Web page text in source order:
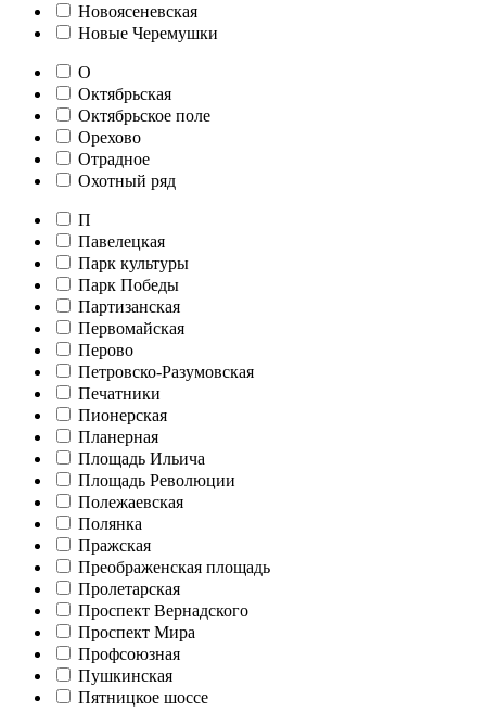
Новоясеневская
Новые Черемушки
О
Октябрьская
Октябрьское поле
Орехово
Отрадное
Охотный ряд
П
Павелецкая
Парк культуры
Парк Победы
Партизанская
Первомайская
Перово
Петровско-Разумовская
Печатники
Пионерская
Планерная
Площадь Ильича
Площадь Революции
Полежаевская
Полянка
Пражская
Преображенская площадь
Пролетарская
Проспект Вернадского
Проспект Мира
Профсоюзная
Пушкинская
Пятницкое шоссе